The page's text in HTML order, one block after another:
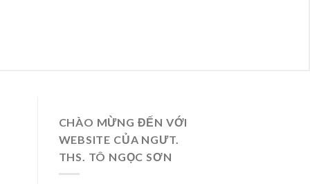
CHÀO MỪNG ĐẾN VỚI
WEBSITE CỦA NGƯT.
THS. TÔ NGỌC SƠN